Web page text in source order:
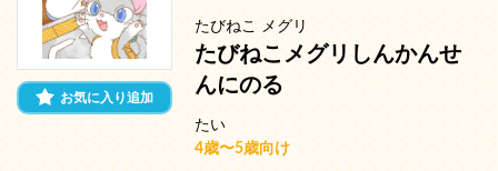
お気に入り追加
たびねこ メグリ
たびねこメグリしんかんせ
んにのる
たい
4歳〜5歳向け